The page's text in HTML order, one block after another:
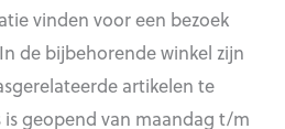
vinden voor een bezoek
de bijbehorende winkel zijn
artikelen te
is geopend van maandag t/m